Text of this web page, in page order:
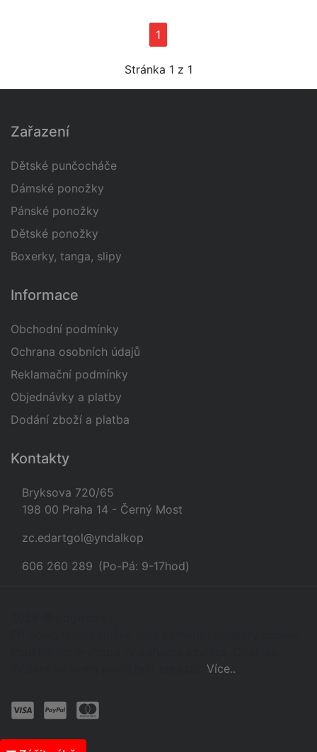
1
Stránka 1 z 1
36
38
Určení
Zařazení
Dětské punčocháče
Dámské ponožky
Pánské ponožky
Dětské ponožky
Boxerky, tanga, slipy
Informace
Obchodní podmínky
Ochrana osobních údajů
Reklamační podmínky
Objednávky a platby
Dodání zboží a platba
Kontakty
Bryksova 720/65
198 00 Praha 14 - Černý Most
zc.edartgol@yndalkop
606 260 289 (Po-Pá: 9-17hod)
Více..